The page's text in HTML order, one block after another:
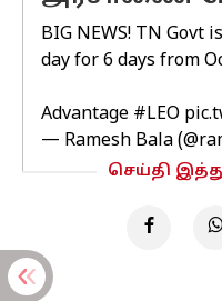
BIG NEWS! TN Govt
day for 6 days from
Advantage #LEO
— Ramesh Bala
செய்தி